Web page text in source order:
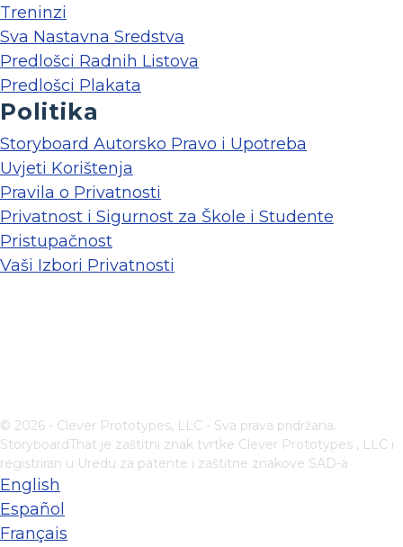
Treninzi
Sva Nastavna Sredstva
Predlošci Radnih Listova
Predlošci Plakata
Politika
Storyboard Autorsko Pravo i Upotreba
Uvjeti Korištenja
Pravila o Privatnosti
Privatnost i Sigurnost za Škole i Studente
Pristupačnost
Vaši Izbori Privatnosti
© 2026 - Clever Prototypes, LLC - Sva prava pridržana.
StoryboardThat je zaštitni znak tvrtke Clever Prototypes , LLC i
registriran u Uredu za patente i zaštitne znakove SAD-a
English
Español
Français